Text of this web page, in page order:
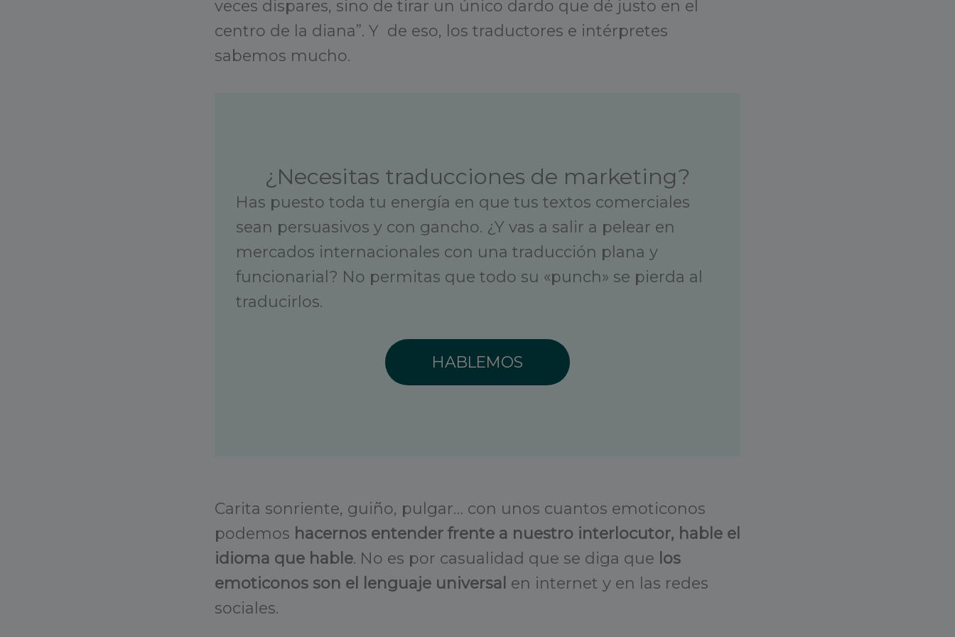
veces dispares, sino de tirar un único dardo que dé justo en el
centro de la diana”. Y de eso, los traductores e intérpretes
sabemos mucho.
¿Necesitas traducciones de marketing?
Has puesto toda tu energía en que tus textos comerciales
sean persuasivos y con gancho. ¿Y vas a salir a pelear en
mercados internacionales con una traducción plana y
funcionarial? No permitas que todo su «punch» se pierda al
traducirlos.
HABLEMOS
Carita sonriente, guiño, pulgar… con unos cuantos emoticonos
podemos hacernos entender frente a nuestro interlocutor, hable el
idioma que hable. No es por casualidad que se diga que los
emoticonos son el lenguaje universal en internet y en las redes
sociales.